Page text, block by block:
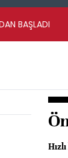
BAŞLADI